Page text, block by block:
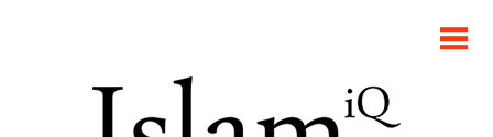
POLITIK